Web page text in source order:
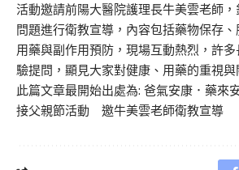
活動邀請前陽大醫院護理長牛美雲老師
問題進行衛教宣導，內容包括藥物保存
用藥與副作用預防，現場互動熱烈，許
驗提問，顯見大家對健康、用藥的重視與
此篇文章最開始出處為: 爸氣安康．藥來
接父親節活動 邀牛美雲老師衛教宣導